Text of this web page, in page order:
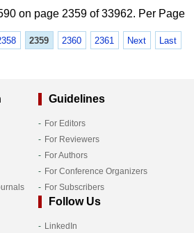
on page 2359 of 33962. Per Page
2359 2360 2361 Next Last
Guidelines
For Editors
For Reviewers
For Authors
For Conference Organizers
For Subscribers
Follow Us
LinkedIn